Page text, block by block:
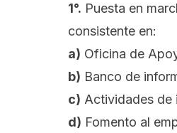
1°. Puesta en
consistente en:
a) Oficina de
b) Banco de
c) Actividades de
d) Fomento al